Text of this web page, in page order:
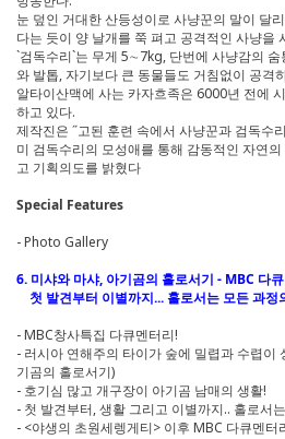
눈 덮인 거대한 산등성이로 사냥꾼의 말이 달
다는 듯이 양 날개를 쭉 펴고 공격적인 사냥을
`검독수리`는 무게 5∼7kg, 단번에 사냥감의
와 발톱, 자기보다 큰 동물들도 거침없이 공격
알타이산맥에 사는 카자흐족은 6000년 전에
하고 있다.
제작진은 ˝고된 훈련 속에서 사냥꾼과 검독수
미 검독수리의 모성애를 통해 감동적인 자연
고 기획의도를 밝혔다
Special Features
- Photo Gallery
6. 미샤와 마샤, 아기곰의 홀로서기 - MBC 다
첫 발견부터 이별까지... 홀로서는 모든 과정
- MBC창사특집 다큐멘터리!
- 러시아 연해주의 타이가 숲에 밀렵과 수렵이
기곰의 홀로서기)
- 호기심 많고 개구장이 아기곰 남매의 생활!
- 첫 발견부터, 생활 그리고 이별까지.. 홀로서
- <야생의 초원세렝게티> 이후 MBC 다큐멘터